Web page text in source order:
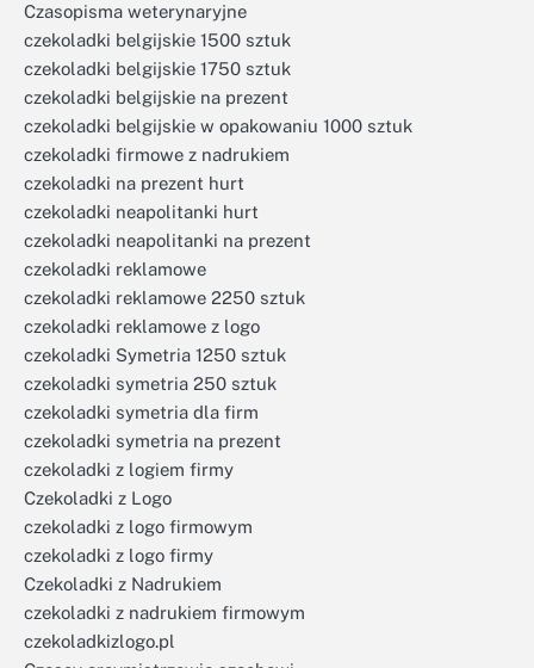
Czasopisma weterynaryjne
czekoladki belgijskie 1500 sztuk
czekoladki belgijskie 1750 sztuk
czekoladki belgijskie na prezent
czekoladki belgijskie w opakowaniu 1000 sztuk
czekoladki firmowe z nadrukiem
czekoladki na prezent hurt
czekoladki neapolitanki hurt
czekoladki neapolitanki na prezent
czekoladki reklamowe
czekoladki reklamowe 2250 sztuk
czekoladki reklamowe z logo
czekoladki Symetria 1250 sztuk
czekoladki symetria 250 sztuk
czekoladki symetria dla firm
czekoladki symetria na prezent
czekoladki z logiem firmy
Czekoladki z Logo
czekoladki z logo firmowym
czekoladki z logo firmy
Czekoladki z Nadrukiem
czekoladki z nadrukiem firmowym
czekoladkizlogo.pl